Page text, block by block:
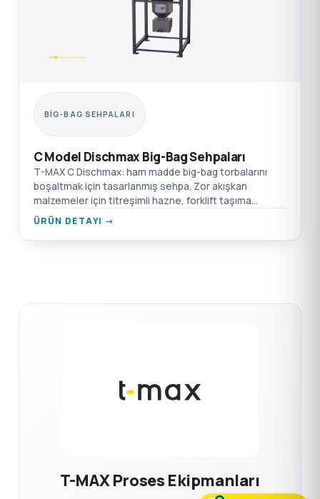
BIG-BAG SEHPALARI
C Model Dischmax Big-Bag Sehpaları
T-MAX C Dischmax: ham madde big-bag torbalarını
boşaltmak için tasarlanmış sehpa. Zor akışkan
malzemeler için titreşimli hazne, forklift taşıma
noktaları, emiş kutusu flanş bağlantısı.
ÜRÜN DETAYI →
T-MAX Proses Ekipmanları